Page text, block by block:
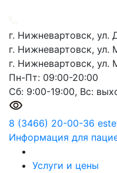
г. Нижневартовск,
г. Нижневартовск, ул.
г. Нижневартовск, ул.
Пн-Пт: 09:00-20:00
Сб: 9:00-19:00, Вс:
8 (3466) 20-00-36
Информация для
Услуги и цены